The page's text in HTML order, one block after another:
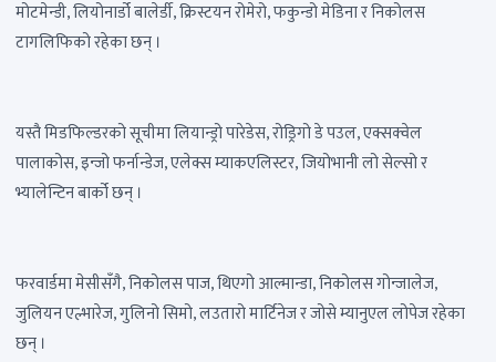
मोटमेन्डी, लियोनार्डो बालेर्डी, क्रिस्टयन रोमेरो, फकुन्डो मेडिना र निकोलस
टागलिफिको रहेका छन् ।
यस्तै मिडफिल्डरको सूचीमा लियान्ड्रो पारेडेस, रोड्रिगो डे पउल, एक्सक्वेल
पालाकोस, इन्जो फर्नान्डेज, एलेक्स म्याकएलिस्टर, जियोभानी लो सेल्सो र
भ्यालेन्टिन बार्को छन् ।
फरवार्डमा मेसीसँगै, निकोलस पाज, थिएगो आल्मान्डा, निकोलस गोन्जालेज,
जुलियन एल्भारेज, गुलिनो सिमो, लउतारो मार्टिनेज र जोसे म्यानुएल लोपेज रहेका
छन् ।